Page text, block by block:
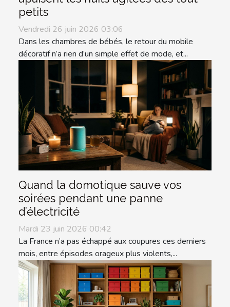
petits
Vendredi 26 juin 2026 03:06
Dans les chambres de bébés, le retour du mobile
décoratif n’a rien d’un simple effet de mode, et...
Quand la domotique sauve vos
soirées pendant une panne
d’électricité
Mardi 23 juin 2026 00:42
La France n’a pas échappé aux coupures ces derniers
mois, entre épisodes orageux plus violents,...